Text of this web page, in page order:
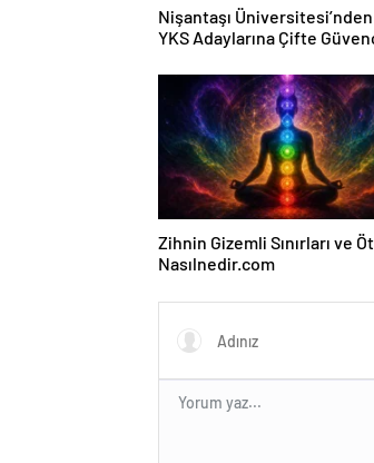
Nişantaşı
YKS Adaylarına Çifte
Zihnin Gizemli Sınırları ve
Nasılnedir.com